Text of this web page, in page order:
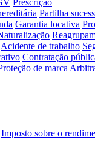
Prescrição
Partilha
Garantia locativa
Acidente de trabalho
Contratação
de marca
Imposto sobre o